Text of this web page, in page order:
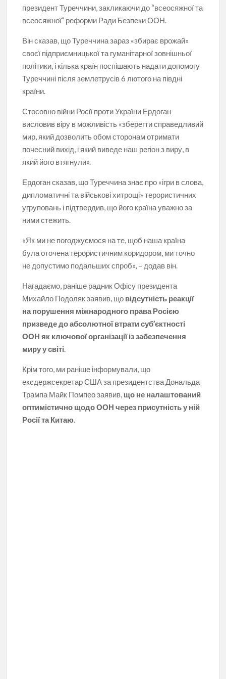
президент Туреччини, закликаючи до “всеосяжної та
всеосяжної” реформи Ради Безпеки ООН.
Він сказав, що Туреччина зараз «збирає врожай»
своєї підприємницької та гуманітарної зовнішньої
політики, і кілька країн поспішають надати допомогу
Туреччині після землетрусів 6 лютого на півдні
країни.
Стосовно війни Росії проти України Ердоган
висловив віру в можливість «зберегти справедливий
мир, який дозволить обом сторонам отримати
почесний вихід, і який виведе наш регіон з виру, в
який його втягнули».
Ердоган сказав, що Туреччина знає про «ігри в слова,
дипломатичні та військові хитрощі» терористичних
угруповань і підтвердив, що його країна уважно за
ними стежить.
«Як ми не погоджуємося на те, щоб наша країна
була оточена терористичним коридором, ми точно
не допустимо подальших спроб», – додав він.
Нагадаємо, раніше радник Офісу президента
Михайло Подоляк заявив, що відсутність реакції
на порушення міжнародного права Росією
призведе до абсолютної втрати суб’єктності
ООН як ключової організації із забезпечення
миру у світі.
Крім того, ми раніше інформували, що
ексдержсекретар США за президентства Дональда
Трампа Майк Помпео заявив, що не налаштований
оптимістично щодо ООН через присутність у ній
Росії та Китаю.